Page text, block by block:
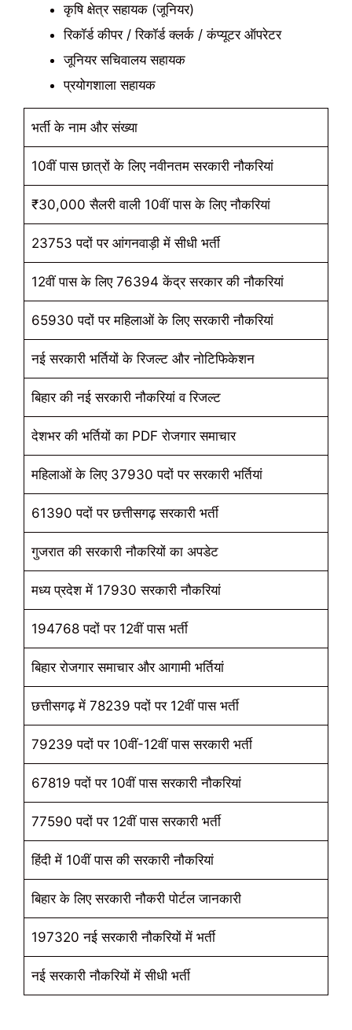
कृषि क्षेत्र सहायक (जूनियर)
रिकॉर्ड कीपर / रिकॉर्ड क्लर्क / कंप्यूटर ऑपरेटर
जूनियर सचिवालय सहायक
प्रयोगशाला सहायक
भर्ती के नाम और संख्या
10वीं पास छात्रों के लिए नवीनतम सरकारी नौकरियां
₹30,000 सैलरी वाली 10वीं पास के लिए नौकरियां
23753 पदों पर आंगनवाड़ी में सीधी भर्ती
12वीं पास के लिए 76394 केंद्र सरकार की नौकरियां
65930 पदों पर महिलाओं के लिए सरकारी नौकरियां
नई सरकारी भर्तियों के रिजल्ट और नोटिफिकेशन
बिहार की नई सरकारी नौकरियां व रिजल्ट
देशभर की भर्तियों का PDF रोजगार समाचार
महिलाओं के लिए 37930 पदों पर सरकारी भर्तियां
61390 पदों पर छत्तीसगढ़ सरकारी भर्ती
गुजरात की सरकारी नौकरियों का अपडेट
मध्य प्रदेश में 17930 सरकारी नौकरियां
194768 पदों पर 12वीं पास भर्ती
बिहार रोजगार समाचार और आगामी भर्तियां
छत्तीसगढ़ में 78239 पदों पर 12वीं पास भर्ती
79239 पदों पर 10वीं-12वीं पास सरकारी भर्ती
67819 पदों पर 10वीं पास सरकारी नौकरियां
77590 पदों पर 12वीं पास सरकारी भर्ती
हिंदी में 10वीं पास की सरकारी नौकरियां
बिहार के लिए सरकारी नौकरी पोर्टल जानकारी
197320 नई सरकारी नौकरियों में भर्ती
नई सरकारी नौकरियों में सीधी भर्ती